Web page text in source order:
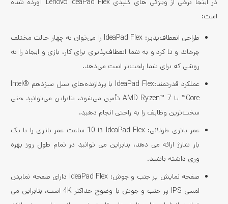
است:
طراحی انعطاف‌پذیر: IdeaPad Flex را می‌توان به چهار حالت مختلف
چرخاند و تا کرد و به شما انعطاف‌پذیری برای کار، بازی و ایجاد را به
روشی که برای شما راحت‌تر است می‌دهد.
عملکرد قدرتمند:IdeaPad Flex با پردازنده‌های نسل سیزدهم Intel®
Core™ یا AMD Ryzen™ 7 تأمین می‌شود، بنابراین می‌توانید حتی
سخت‌ترین وظایف را به راحتی انجام دهید.
عمر باتری طولانی: IdeaPad Flex تا 10 ساعت عمر باتری را با یک
بار شارژ ارائه می دهد، بنابراین می توانید در تمام طول روز بهره
وری داشته باشید.
صفحه نمایش پر جنب و جوش: IdeaPad Flex دارای صفحه نمایش
لمسی IPS پر جنب و جوش با وضوح حداکثر 4K است، بنابراین می